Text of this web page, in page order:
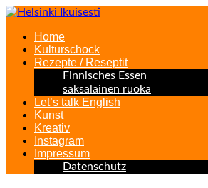
Home
Kulturschock
Rezepte / Reseptit
Finnisches Essen
saksalainen ruoka
Let’s talk English
Kunst
Kreativ
Instagram
Impressum
Datenschutz